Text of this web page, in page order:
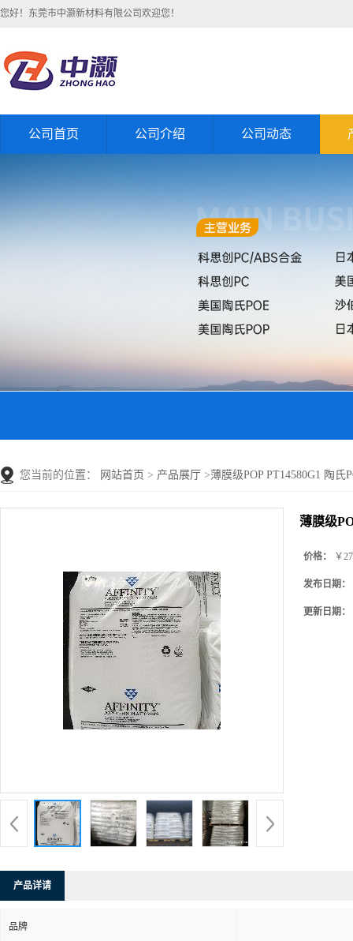
您好！东莞市中灏新材料有限公司欢迎您！
公司首页 公司介绍 公司动态
您当前的位置： 网站首页 > 产品展厅 >薄膜级POP PT14580G1 陶
薄膜级
价格： ￥
发布日期：
更新日期：
产品详请
品牌